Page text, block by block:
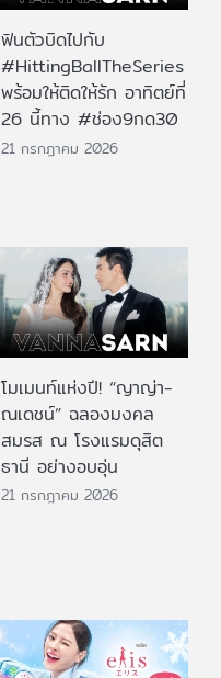
ฟินตัวบิดไปกับ
#HittingBallTheSeries
พร้อมให้ติดให้รัก อาทิตย์ที่
26 นี้ทาง #ช่อง9กด30
21 กรกฎาคม 2026
โมเมนท์แห่งปี! “ญาญ่า-
ณเดชน์” ฉลองมงคล
สมรส ณ โรงแรมดุสิต
ธานี อย่างอบอุ่น
21 กรกฎาคม 2026